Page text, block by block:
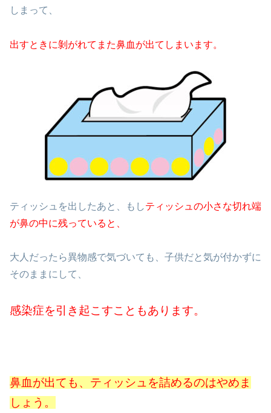
しまって、
出すときに剝がれてまた鼻血が出てしまいます。
ティッシュを出したあと、もしティッシュの小さな切れ端
が鼻の中に残っていると、
大人だったら異物感で気づいても、子供だと気が付かずに
そのままにして、
感染症を引き起こすこともあります。
鼻血が出ても、ティッシュを詰めるのはやめま
しょう。